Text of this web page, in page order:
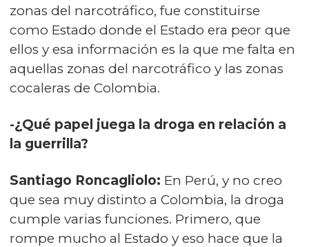
zonas del narcotráfico, fue constituirse
como Estado donde el Estado era peor que
ellos y esa información es la que me falta en
aquellas zonas del narcotráfico y las zonas
cocaleras de Colombia.
-¿Qué papel juega la droga en relación a
la guerrilla?
Santiago Roncagliolo: En Perú, y no creo
que sea muy distinto a Colombia, la droga
cumple varias funciones. Primero, que
rompe mucho al Estado y eso hace que la